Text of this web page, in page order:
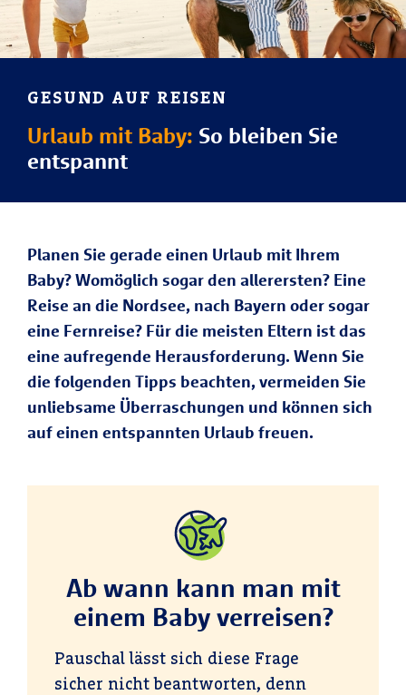
GESUND AUF REISEN
Urlaub mit Baby: So bleiben Sie
entspannt
Planen Sie gerade einen Urlaub mit Ihrem
Baby? Womöglich sogar den allerersten? Eine
Reise an die Nordsee, nach Bayern oder sogar
eine Fernreise? Für die meisten Eltern ist das
eine aufregende Herausforderung. Wenn Sie
die folgenden Tipps beachten, vermeiden Sie
unliebsame Überraschungen und können sich
auf einen entspannten Urlaub freuen.
Ab wann kann man mit
einem Baby verreisen?
Pauschal lässt sich diese Frage
sicher nicht beantworten, denn